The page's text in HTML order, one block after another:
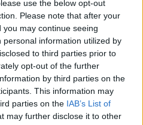
use the below opt-out
Please note that after your
may continue seeing
information utilized by
to third parties prior to
opt-out of the further
by third parties on the
This information may
parties on the IAB’s List of
may further disclose it to other
ύψη
ορεινά - Πού
από την